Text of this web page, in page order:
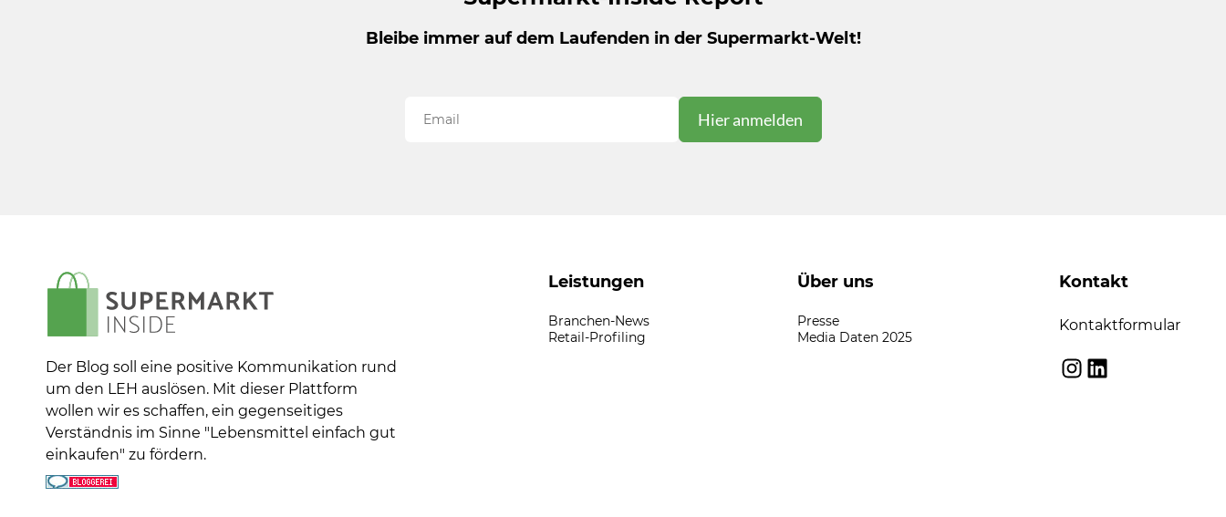
Bleibe immer auf dem Laufenden in der Supermarkt-Welt!
Der Blog soll eine positive Kommunikation rund
um den LEH auslösen. Mit dieser Plattform
wollen wir es schaffen, ein gegenseitiges
Verständnis im Sinne "Lebensmittel einfach gut
einkaufen" zu fördern.
Leistungen
Branchen-News
Retail-Profiling
Über uns
Presse
Media Daten 2025
Kontakt
Kontaktformular
Instagram
LinkedIn